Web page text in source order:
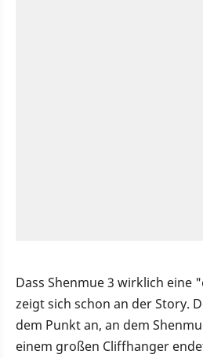
Dass Shenmue 3 wirklich eine
zeigt sich schon an der Story.
dem Punkt an, an dem
einem großen Cliffhanger